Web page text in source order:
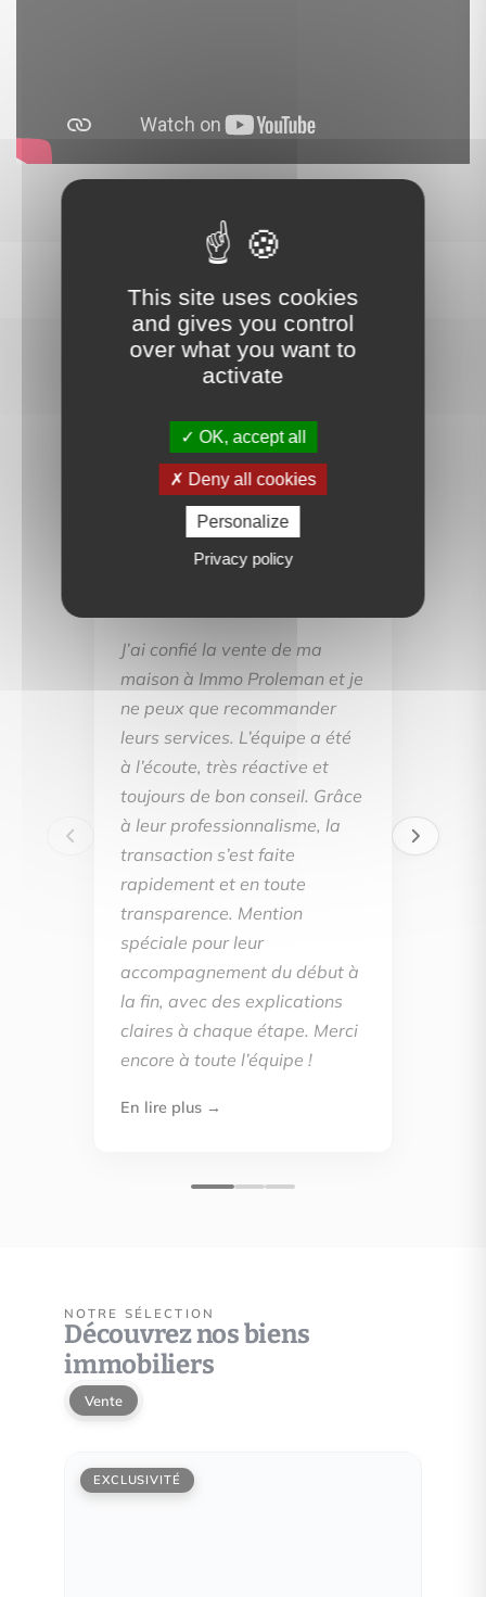
de nous
J’ai confié la vente de ma
maison à Immo Proleman et je
ne peux que recommander
leurs services. L’équipe a été
à l’écoute, très réactive et
toujours de bon conseil. Grâce
à leur professionnalisme, la
transaction s’est faite
rapidement et en toute
transparence. Mention
spéciale pour leur
accompagnement du début à
la fin, avec des explications
claires à chaque étape. Merci
encore à toute l’équipe !
En lire plus →
NOTRE SÉLECTION
Découvrez nos biens
immobiliers
Vente
EXCLUSIVITÉ
This site uses cookies
and gives you control
over what you want to
activate
OK, accept all
Deny all cookies
Personalize
Privacy policy